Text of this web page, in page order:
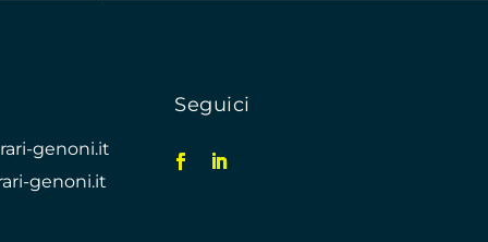
genoni.it
genoni.it
Seguici